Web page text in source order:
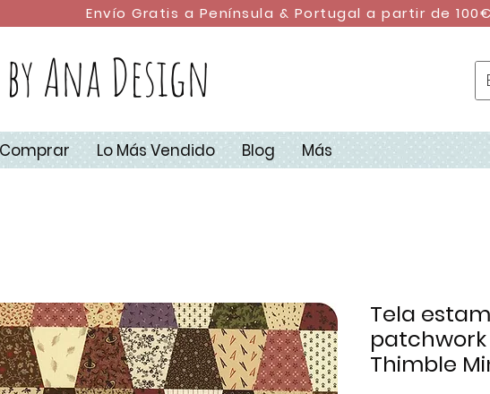
Envío Gratis a Península & Portugal a partir de 100€
Ana Design
Comprar Lo Más Vendido Blog Más
Tela
Thimble